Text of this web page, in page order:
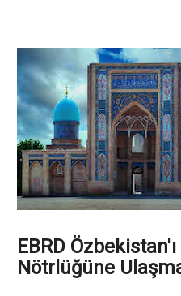
EBRD
Nötrlüğüne